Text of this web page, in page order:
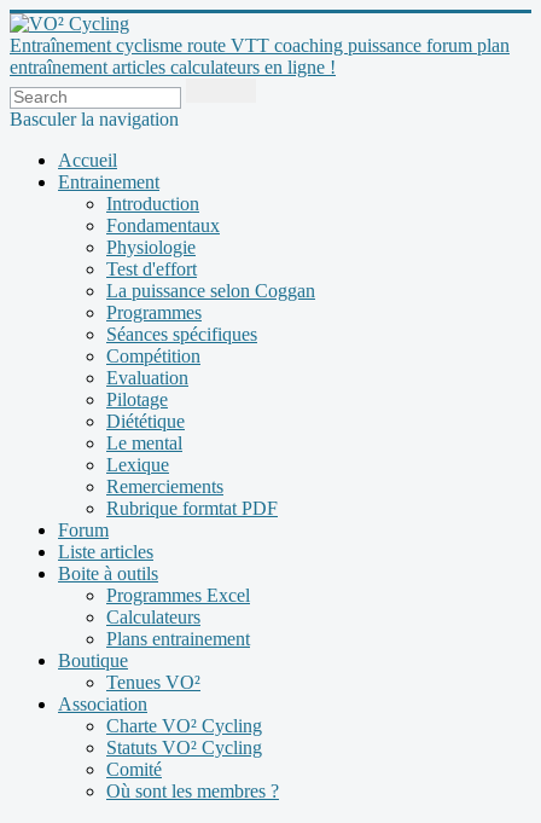
Entraînement cyclisme route VTT coaching puissance forum plan
entraînement articles calculateurs en ligne !
Basculer la navigation
Accueil
Entrainement
Introduction
Fondamentaux
Physiologie
Test d'effort
La puissance selon Coggan
Programmes
Séances spécifiques
Compétition
Evaluation
Pilotage
Diététique
Le mental
Lexique
Remerciements
Rubrique formtat PDF
Forum
Liste articles
Boite à outils
Programmes Excel
Calculateurs
Plans entrainement
Boutique
Tenues VO²
Association
Charte VO² Cycling
Statuts VO² Cycling
Comité
Où sont les membres ?